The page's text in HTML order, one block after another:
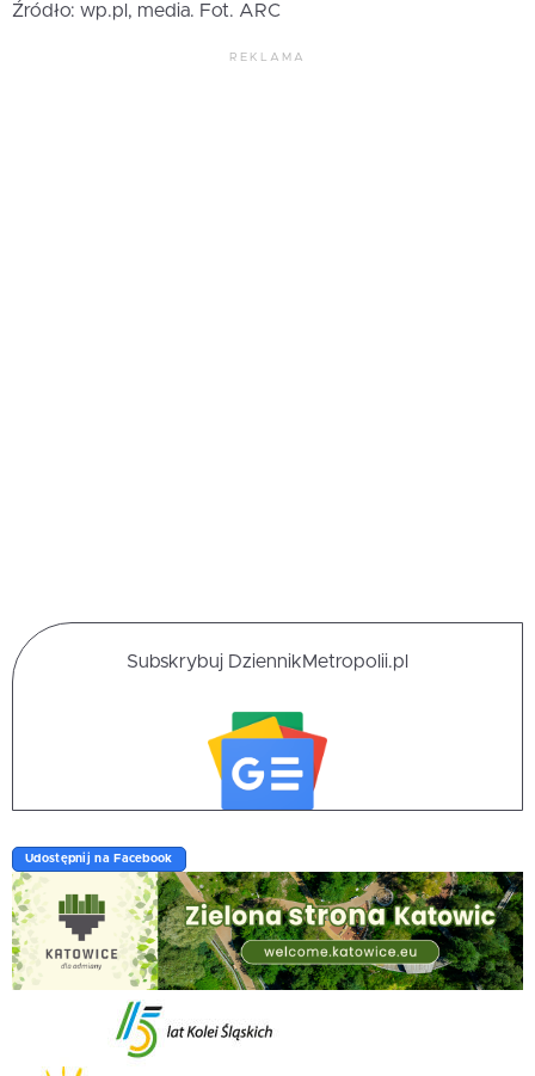
Źródło: wp.pl, media. Fot. ARC
REKLAMA
Subskrybuj DziennikMetropolii.pl
Udostępnij na Facebook